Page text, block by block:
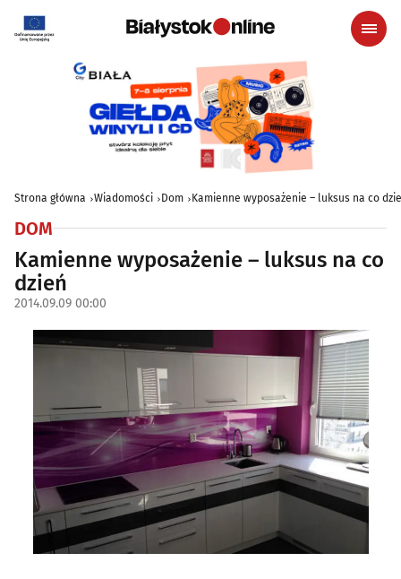
Strona główna Wiadomości Dom Kamienne wyposażenie – luksus na co
DOM
Kamienne wyposażenie – luksus na co
dzień
2014.09.09 00:00